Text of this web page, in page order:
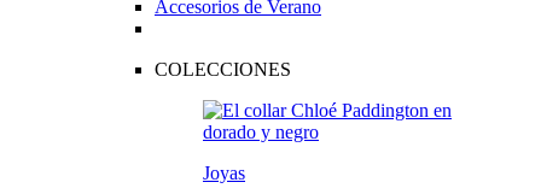
Accesorios de Verano
COLECCIONES
Joyas